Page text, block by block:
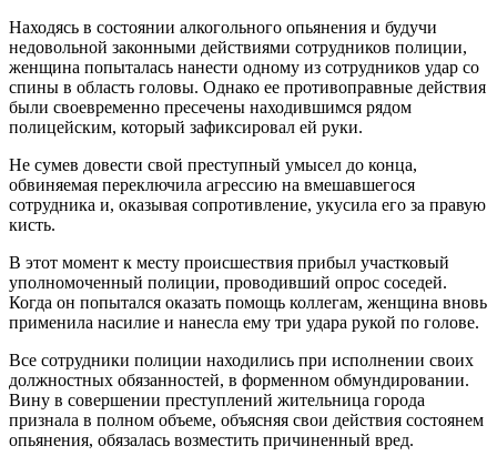
Находясь в состоянии алкогольного опьянения и будучи
недовольной законными действиями сотрудников полиции,
женщина попыталась нанести одному из сотрудников удар со
спины в область головы. Однако ее противоправные действия
были своевременно пресечены находившимся рядом
полицейским, который зафиксировал ей руки.
Не сумев довести свой преступный умысел до конца,
обвиняемая переключила агрессию на вмешавшегося
сотрудника и, оказывая сопротивление, укусила его за правую
кисть.
В этот момент к месту происшествия прибыл участковый
уполномоченный полиции, проводивший опрос соседей.
Когда он попытался оказать помощь коллегам, женщина вновь
применила насилие и нанесла ему три удара рукой по голове.
Все сотрудники полиции находились при исполнении своих
должностных обязанностей, в форменном обмундировании.
Вину в совершении преступлений жительница города
признала в полном объеме, объясняя свои действия состоянем
опьянения, обязалась возместить причиненный вред.